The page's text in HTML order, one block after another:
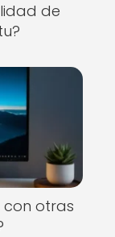
de
con otras